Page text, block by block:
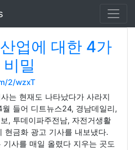
업에 대한 4가
밀
2/wzxT
는 현재도 나타났다가 사라지
들어 디트뉴스24, 경남데일리,
, 투데이파주전남, 자전거생활
현금화 광고 기사를 내보냈다.
기사를 매일 올렸다 지우는 곳도